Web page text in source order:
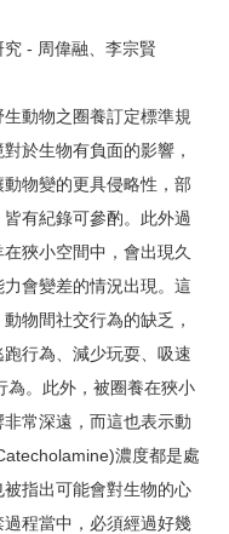
- 周偉融、李宗賢
動物之圈養訂定標準規
於生物有負面的影響，
物變的更具侵略性，部
有紀錄可參酌。此外過
狹小空間中，會出現久
會變差的情況出現。這
物間社交行為的缺乏，
行為、減少玩耍、吸速
為。此外，被圈養在狹小
常深遠，而這也表示動
濃度都是處
指出可能會對生物的心
程當中，必須經過好幾